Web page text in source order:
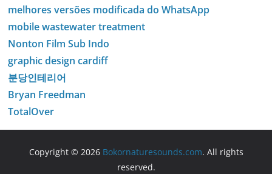
melhores versões modificada do WhatsApp
mobile wastewater treatment
Nonton Film Sub Indo
graphic design cardiff
분당인테리어
Bryan Freedman
TotalOver
Copyright © 2026 Bokornaturesounds.com. All rights
reserved.